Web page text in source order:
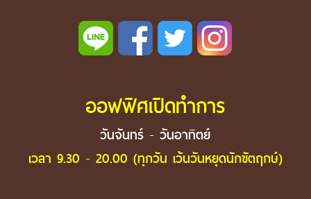
ออฟฟิศเปิดทำการ
วันจันทร์ - วันอาทิตย์
เวลา 9.30 - 20.00 (ทุกวัน เว้นวันหยุดนักขัตฤกษ์)